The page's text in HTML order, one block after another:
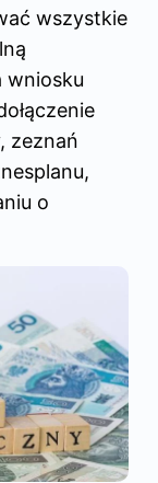
wszystkie
wniosku
zeznań
o